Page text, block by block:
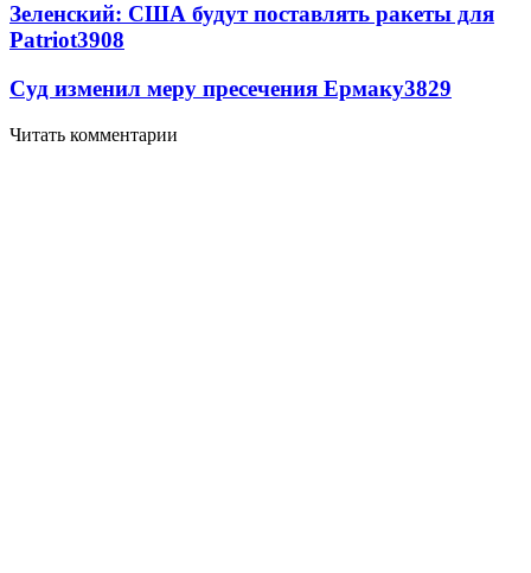
Зеленский: США будут поставлять ракеты для
Patriot3908
Суд изменил меру пресечения Ермаку3829
Читать комментарии